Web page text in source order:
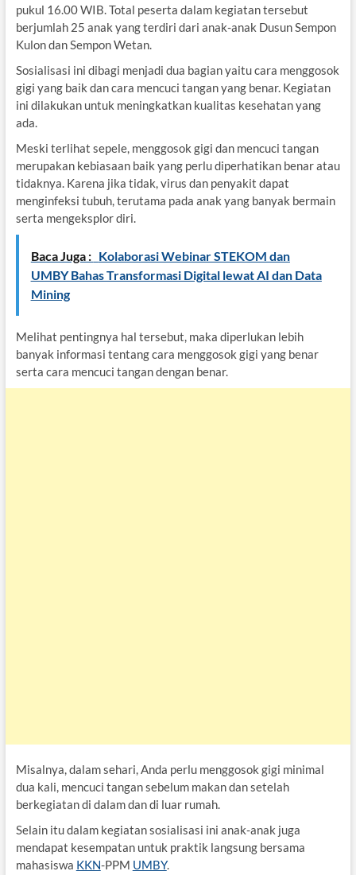
pukul 16.00 WIB. Total peserta dalam kegiatan tersebut
berjumlah 25 anak yang terdiri dari anak-anak Dusun Sempon
Kulon dan Sempon Wetan.
Sosialisasi ini dibagi menjadi dua bagian yaitu cara menggosok
gigi yang baik dan cara mencuci tangan yang benar. Kegiatan
ini dilakukan untuk meningkatkan kualitas kesehatan yang
ada.
Meski terlihat sepele, menggosok gigi dan mencuci tangan
merupakan kebiasaan baik yang perlu diperhatikan benar atau
tidaknya. Karena jika tidak, virus dan penyakit dapat
menginfeksi tubuh, terutama pada anak yang banyak bermain
serta mengeksplor diri.
Baca Juga : Kolaborasi Webinar STEKOM dan
UMBY Bahas Transformasi Digital lewat AI dan Data
Mining
Melihat pentingnya hal tersebut, maka diperlukan lebih
banyak informasi tentang cara menggosok gigi yang benar
serta cara mencuci tangan dengan benar.
Misalnya, dalam sehari, Anda perlu menggosok gigi minimal
dua kali, mencuci tangan sebelum makan dan setelah
berkegiatan di dalam dan di luar rumah.
Selain itu dalam kegiatan sosialisasi ini anak-anak juga
mendapat kesempatan untuk praktik langsung bersama
mahasiswa KKN-PPM UMBY.